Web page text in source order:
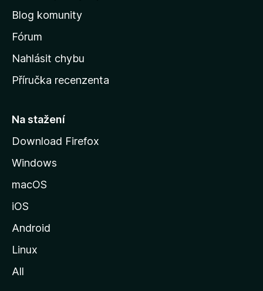
v
s
k
u
t
á
n
M
o
l
Blog komunity
Fórum
Nahlásit chybu
Příručka recenzenta
Na stažení
Download Firefox
Windows
macOS
iOS
Android
Linux
All